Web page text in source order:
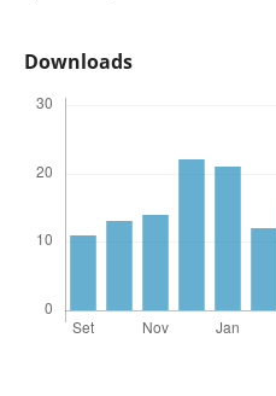
Downloads